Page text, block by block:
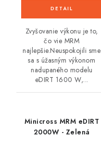
Zvyšovanie výkonu je to,
čo vie MRM
najlepšie.Neuspokojili sme
sa s úžasným výkonom
nadupaného modelu
eDIRT 1600 W,...
Minicross MRM eDIRT
2000W - Zelená